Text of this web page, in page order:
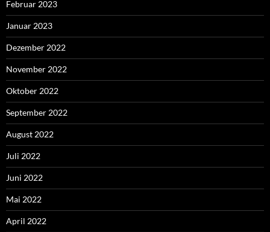
Februar 2023
Januar 2023
Dezember 2022
November 2022
Oktober 2022
September 2022
August 2022
Juli 2022
Juni 2022
Mai 2022
April 2022